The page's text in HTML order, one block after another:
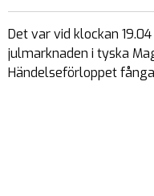
Det var vid klockan
julmarknaden i tyska
Händelseförloppet